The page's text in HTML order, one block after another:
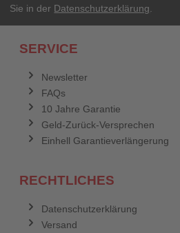
Sie in der Datenschutzerklärung
SERVICE
Newsletter
FAQs
10 Jahre Garantie
Geld-Zurück-Versprechen
Einhell Garantieverlängerung
RECHTLICHES
Datenschutzerklärung
Versand